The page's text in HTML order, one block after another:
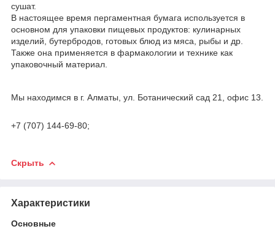
сушат.
В настоящее время пергаментная бумага используется в
основном для упаковки пищевых продуктов: кулинарных
изделий, бутербродов, готовых блюд из мяса, рыбы и др.
Также она применяется в фармакологии и технике как
упаковочный материал.
Мы находимся в г. Алматы, ул. Ботанический сад 21, офис 13.
+7 (707) 144-69-80;
Скрыть
Характеристики
Основные